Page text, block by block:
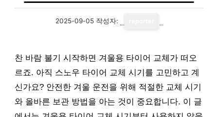
2025-09-05 작성자:
찬 바람 불기 시작하면 겨울용 타이어 교체가 떠오
르죠. 아직 스노우 타이어 교체 시기를 고민하고 계
신가요? 안전한 겨울 운전을 위해 적절한 교체 시기
와 올바른 보관 방법을 아는 것이 중요합니다. 이 글